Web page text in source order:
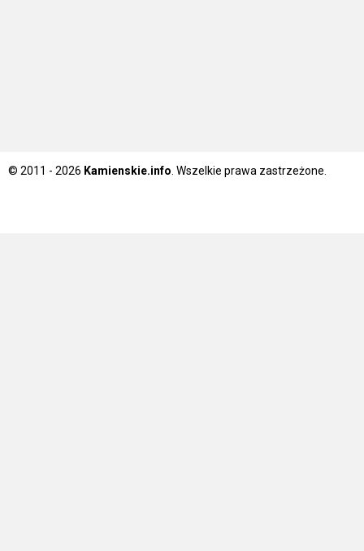
© 2011 - 2026 Kamienskie.info . Wszelkie prawa zastrzeżone.